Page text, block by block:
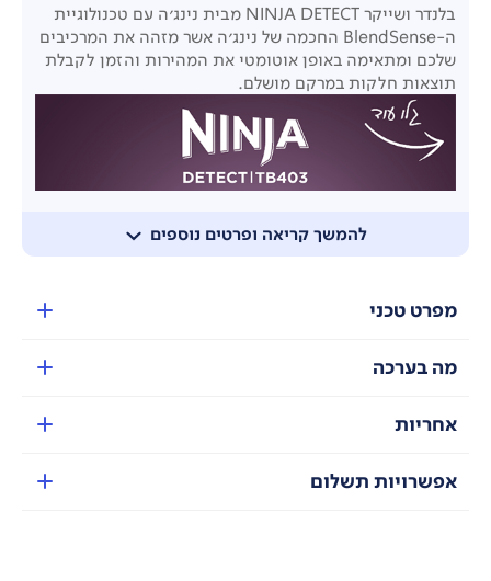
להמשך קריאה ופרטים נוספים
בלנדר ושייקר NINJA DETECT מבית נינג'ה עם טכנולוגיית
ה-BlendSense החכמה של נינג'ה אשר מזהה את המרכיבים
שלכם ומתאימה באופן אוטומטי את המהירות והזמן לקבלת
תוצאות חלקות במרקם מושלם.
מפרט טכני
מה בערכה
אחריות
אפשרויות תשלום